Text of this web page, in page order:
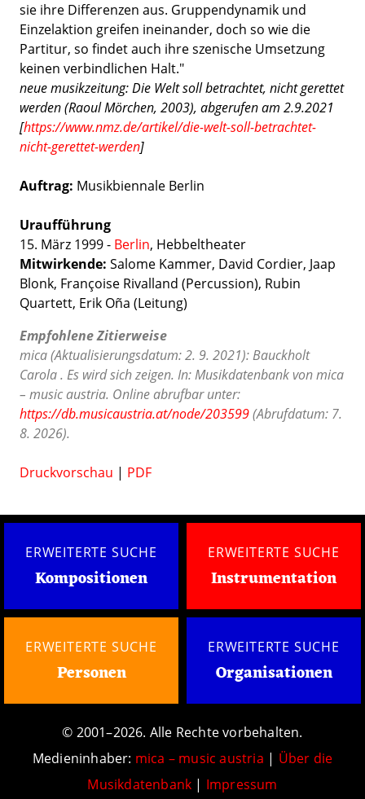
sie ihre Differenzen aus. Gruppendynamik und
Einzelaktion greifen ineinander, doch so wie die
Partitur, so findet auch ihre szenische Umsetzung
keinen verbindlichen Halt."
neue musikzeitung: Die Welt soll betrachtet, nicht gerettet
werden (Raoul Mörchen, 2003), abgerufen am 2.9.2021
[https://www.nmz.de/artikel/die-welt-soll-betrachtet-
nicht-gerettet-werden]
Auftrag: Musikbiennale Berlin
Uraufführung
15. März 1999 - Berlin, Hebbeltheater
Mitwirkende: Salome Kammer, David Cordier, Jaap
Blonk, Françoise Rivalland (Percussion), Rubin
Quartett, Erik Oña (Leitung)
Empfohlene Zitierweise
mica (Aktualisierungsdatum: 2. 9. 2021): Bauckholt
Carola . Es wird sich zeigen. In: Musikdatenbank von mica
– music austria. Online abrufbar unter:
https://db.musicaustria.at/node/203599(Abrufdatum: 7.
8. 2026).
Druckvorschau | PDF
ERWEITERTE SUCHE
Kompositionen
ERWEITERTE SUCHE
Instrumentation
ERWEITERTE SUCHE
Personen
ERWEITERTE SUCHE
Organisationen
© 2001–2026. Alle Rechte vorbehalten.
Medieninhaber: mica – music austria | Über die
Musikdatenbank | Impressum